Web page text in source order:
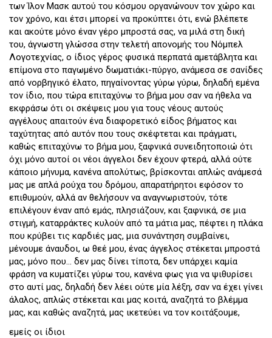
των Ίλον Μασκ αυτού του κόσμου οργανώνουν τον χώρο και
τον χρόνο, και έτσι μπορεί να προκύπτει ότι, ενώ βλέπετε
και ακούτε μόνο έναν γέρο μπροστά σας, να μιλά στη δική
του, άγνωστη γλώσσα στην τελετή απονομής του Νόμπελ
Λογοτεχνίας, ο ίδιος γέρος φυσικά περπατά αμετάβλητα και
επίμονα στο παγωμένο δωματιάκι-πύργο, ανάμεσα σε σανίδες
από νορβηγικό έλατο, πηγαίνοντας γύρω γύρω, δηλαδή εμένα
τον ίδιο, που τώρα επιταχύνω το βήμα μου σαν να ήθελα να
εκφράσω ότι οι σκέψεις μου για τους νέους αυτούς
αγγέλους απαιτούν ένα διαφορετικό είδος βήματος και
ταχύτητας από αυτόν που τους σκέφτεται και πράγματι,
καθώς επιταχύνω το βήμα μου, ξαφνικά συνειδητοποιώ ότι
όχι μόνο αυτοί οι νέοι άγγελοι δεν έχουν φτερά, αλλά ούτε
κάποιο μήνυμα, κανένα απολύτως, βρίσκονται απλώς ανάμεσά
μας με απλά ρούχα του δρόμου, απαρατήρητοι εφόσον το
επιθυμούν, αλλά αν θελήσουν να αναγνωριστούν, τότε
επιλέγουν έναν από εμάς, πλησιάζουν, και ξαφνικά, σε μια
στιγμή, καταρράκτες κυλούν από τα μάτια μας, πέφτει η πλάκα
που κρύβει τις καρδιές μας, μια συνάντηση συμβαίνει,
μένουμε άναυδοι, ω θεέ μου, ένας άγγελος στέκεται μπροστά
μας, μόνο που… δεν μας δίνει τίποτα, δεν υπάρχει καμία
φράση να κυματίζει γύρω του, κανένα φως για να ψιθυρίσει
στο αυτί μας, δηλαδή δεν λέει ούτε μία λέξη, σαν να έχει γίνει
άλαλος, απλώς στέκεται και μας κοιτά, αναζητά το βλέμμα
μας, και καθώς αναζητά, μας ικετεύει να τον κοιτάξουμε,
εμείς οι ίδιοι